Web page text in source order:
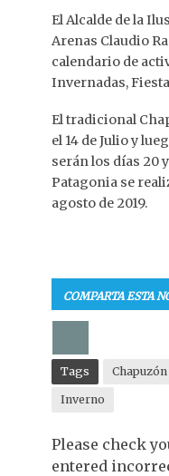
El Alcalde de la
Arenas Claudio
calendario de
Invernadas,
El tradicional
el 14 de Julio y
serán los días 20
Patagonia se
agosto de 2019.
COMPARTA ESTA
Tags Chapuzón
Inverno
Please check
entered